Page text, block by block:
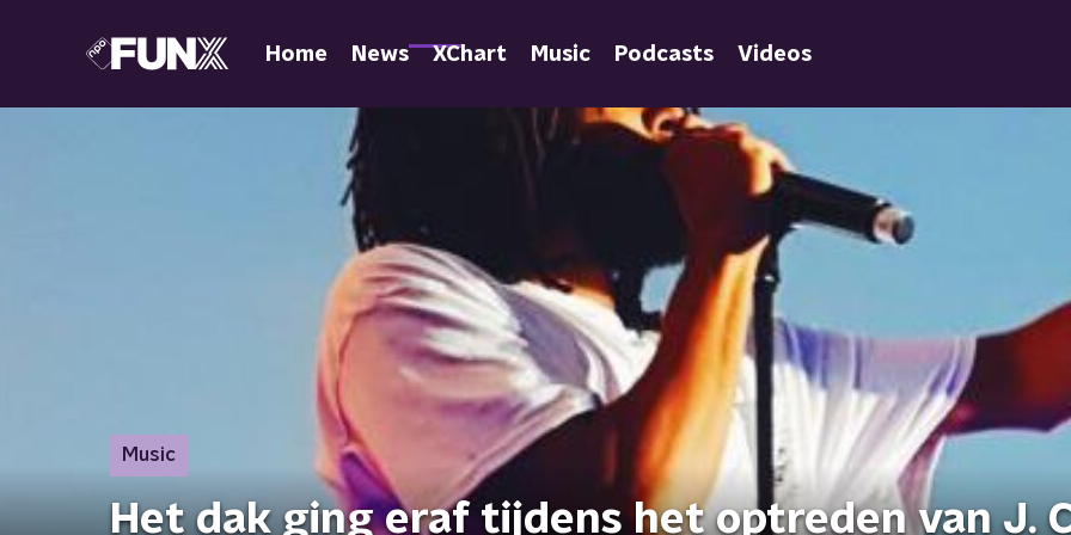
Home News XChart Music Podcasts Videos
Music
Het dak ging eraf tijdens het optreden van J.